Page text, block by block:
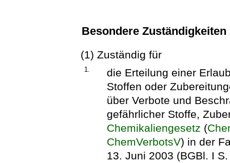
Besondere
(1) Zuständig für
1.
die Erteilung einer
Stoffen oder
über Verbote und
gefährlicher Stoffe,
Chemikaliengesetz (
ChemVerbotsV) in der
13. Juni 2003 (BGBl. I